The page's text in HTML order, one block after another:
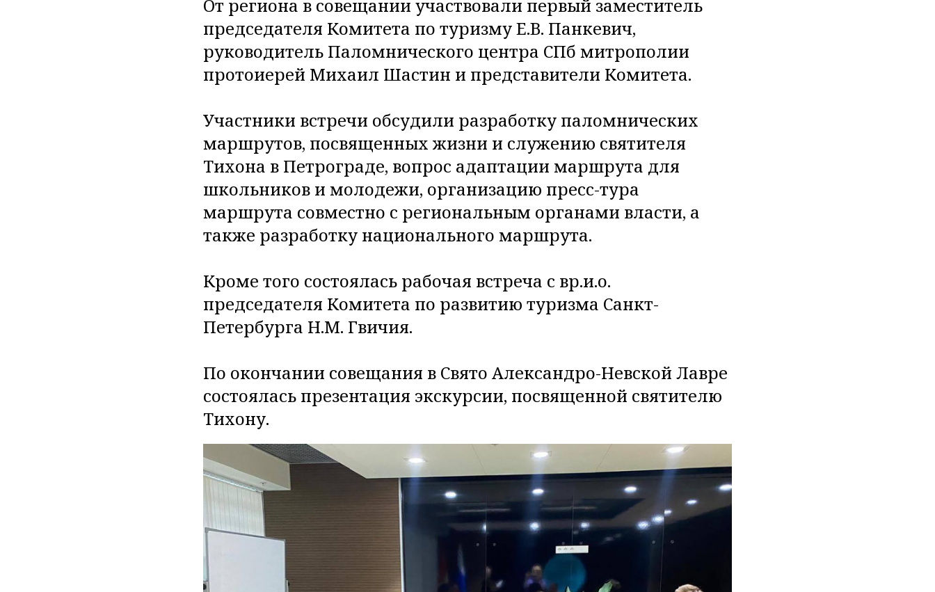
От региона в совещании участвовали первый заместитель
председателя Комитета по туризму Е.В. Панкевич,
руководитель Паломнического центра СПб митрополии
протоиерей Михаил Шастин и представители Комитета.
Участники встречи обсудили разработку паломнических
маршрутов, посвященных жизни и служению святителя
Тихона в Петрограде, вопрос адаптации маршрута для
школьников и молодежи, организацию пресс-тура
маршрута совместно с региональным органами власти, а
также разработку национального маршрута.
Кроме того состоялась рабочая встреча с вр.и.о.
председателя Комитета по развитию туризма Санкт-
Петербурга Н.М. Гвичия.
По окончании совещания в Свято Александро-Невской Лавре
состоялась презентация экскурсии, посвященной святителю
Тихону.